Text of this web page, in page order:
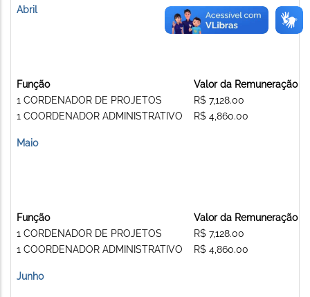
Abril
Função
1 CORDENADOR DE PROJETOS
1 COORDENADOR ADMINISTRATIVO
Valor da Remuneração
R$ 7,128.00
R$ 4,860.00
Maio
Função
1 CORDENADOR DE PROJETOS
1 COORDENADOR ADMINISTRATIVO
Valor da Remuneração
R$ 7,128.00
R$ 4,860.00
Junho